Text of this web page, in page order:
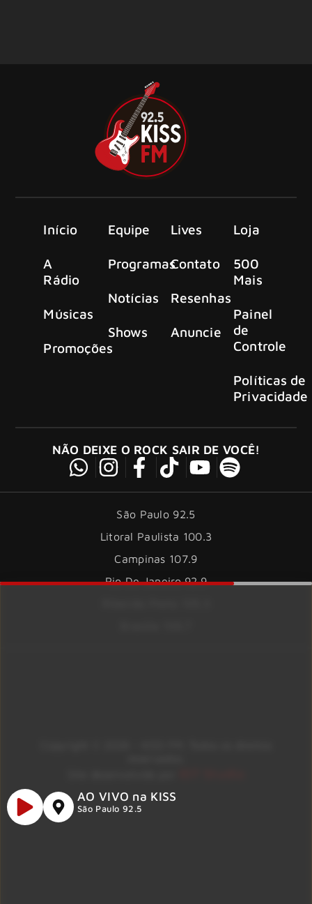
Início
A
Rádio
Músicas
Promoções
Equipe
Programas
Notícias
Shows
Lives
Contato
Resenhas
Anuncie
Loja
500
Mais
Painel
de
Controle
Políticas de
Privacidade
NÃO DEIXE O ROCK SAIR DE VOCÊ!
São Paulo 92.5
Litoral Paulista 100.3
Campinas 107.9
Rio De Janeiro 92.9
AO VIVO na KISS
São Paulo 92.5